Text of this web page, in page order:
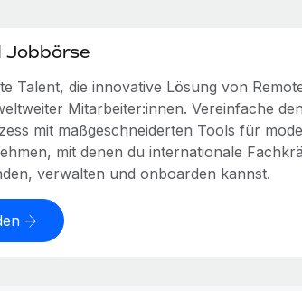
Jobbörse
Talent, die innovative Lösung von
Mitarbeiter:innen. Vereinfache den
mit maßgeschneiderten Tools für
mit denen du internationale
verwalten und onboarden kannst.